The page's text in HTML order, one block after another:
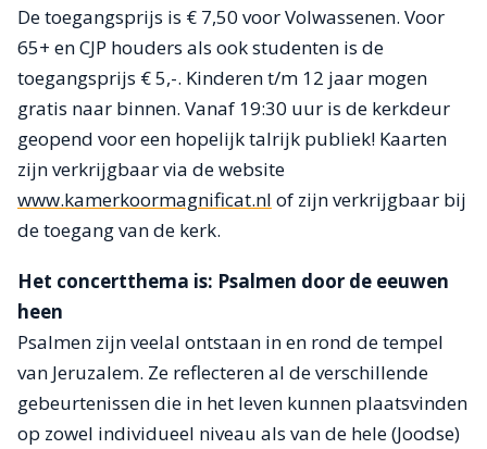
De toegangsprijs is € 7,50 voor Volwassenen. Voor
65+ en CJP houders als ook studenten is de
toegangsprijs € 5,-. Kinderen t/m 12 jaar mogen
gratis naar binnen. Vanaf 19:30 uur is de kerkdeur
geopend voor een hopelijk talrijk publiek! Kaarten
zijn verkrijgbaar via de website
www.kamerkoormagnificat.nl of zijn verkrijgbaar bij
de toegang van de kerk.
Het concertthema is: Psalmen door de eeuwen
heen
Psalmen zijn veelal ontstaan in en rond de tempel
van Jeruzalem. Ze reflecteren al de verschillende
gebeurtenissen die in het leven kunnen plaatsvinden
op zowel individueel niveau als van de hele (Joodse)